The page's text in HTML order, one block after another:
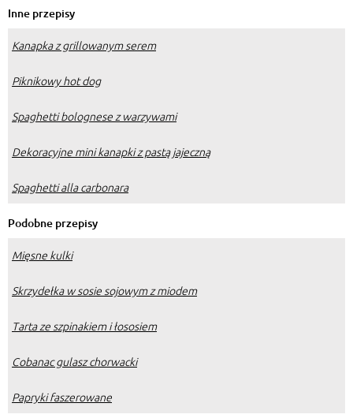
Inne przepisy
Kanapka z grillowanym serem
Piknikowy hot dog
Spaghetti bolognese z warzywami
Dekoracyjne mini kanapki z pastą jajeczną
Spaghetti alla carbonara
Podobne przepisy
Mięsne kulki
Skrzydełka w sosie sojowym z miodem
Tarta ze szpinakiem i łososiem
Cobanac gulasz chorwacki
Papryki faszerowane